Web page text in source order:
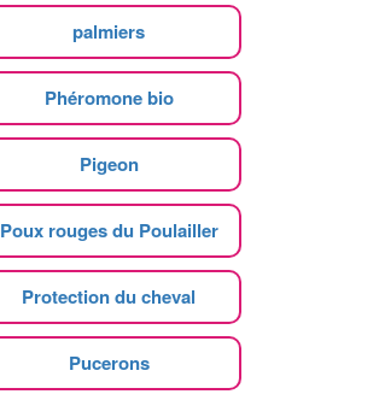
palmiers
Phéromone bio
Pigeon
Poux rouges du Poulailler
Protection du cheval
Pucerons